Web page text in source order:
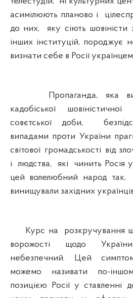
асимілюють планово і
до них, яку сіють
інших інституцій, породжує
визнати себе в Росії
Пропаганда, яка
кадобіської
совєтської доби,
випадами проти України
світової громадськості від
і людства, які чинить Росія
цей волелюбний народ
винищували західних
Курс на розкручування
ворожості щодо
небезпечний. Цей
можемо називати по-
позицією Росії у